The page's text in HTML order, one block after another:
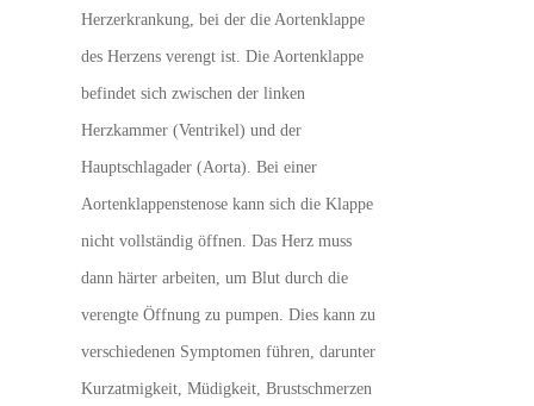
Herzerkrankung, bei der die Aortenklappe
des Herzens verengt ist. Die Aortenklappe
befindet sich zwischen der linken
Herzkammer (Ventrikel) und der
Hauptschlagader (Aorta). Bei einer
Aortenklappenstenose kann sich die Klappe
nicht vollständig öffnen. Das Herz muss
dann härter arbeiten, um Blut durch die
verengte Öffnung zu pumpen. Dies kann zu
verschiedenen Symptomen führen, darunter
Kurzatmigkeit, Müdigkeit, Brustschmerzen